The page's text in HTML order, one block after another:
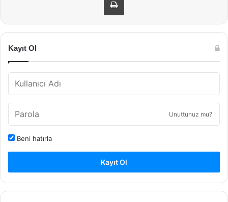
Kayıt Ol
Unuttunuz mu?
Beni hatırla
Kayıt Ol